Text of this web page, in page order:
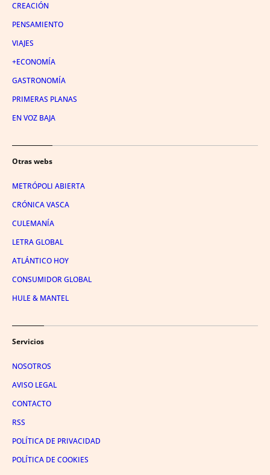
CREACIÓN
PENSAMIENTO
VIAJES
+ECONOMÍA
GASTRONOMÍA
PRIMERAS PLANAS
EN VOZ BAJA
Otras webs
METRÓPOLI ABIERTA
CRÓNICA VASCA
CULEMANÍA
LETRA GLOBAL
ATLÁNTICO HOY
CONSUMIDOR GLOBAL
HULE & MANTEL
Servicios
NOSOTROS
AVISO LEGAL
CONTACTO
RSS
POLÍTICA DE PRIVACIDAD
POLÍTICA DE COOKIES